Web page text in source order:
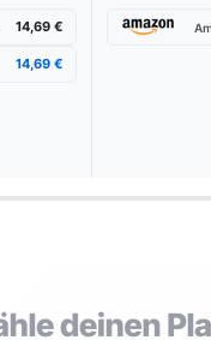
14,69 €
14,69 €
Test &